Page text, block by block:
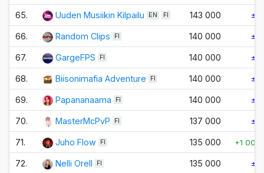
65. Uuden Musiikin Kilpailu EN FI 143 000 ±0
66. Random Clips FI 140 000 ±0
67. GargeFPS FI 140 000 ±0
68. Biisonimafia Adventure FI 140 000 ±0
69. Papananaama FI 140 000 ±0
70. MasterMcPvP FI 137 000 ±0
71. Juho Flow FI 135 000 +1 000
72. Nelli Orell FI 135 000 ±0